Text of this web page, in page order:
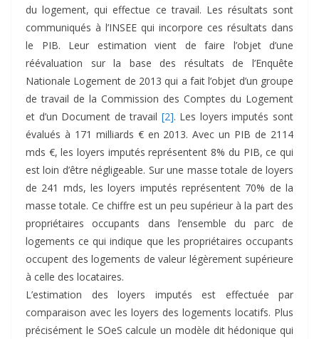
du logement, qui effectue ce travail. Les résultats sont
communiqués à l’INSEE qui incorpore ces résultats dans
le PIB. Leur estimation vient de faire l’objet d’une
réévaluation sur la base des résultats de l’Enquête
Nationale Logement de 2013 qui a fait l’objet d’un groupe
de travail de la Commission des Comptes du Logement
et d’un Document de travail [2]. Les loyers imputés sont
évalués à 171 milliards € en 2013. Avec un PIB de 2114
mds €, les loyers imputés représentent 8% du PIB, ce qui
est loin d’être négligeable. Sur une masse totale de loyers
de 241 mds, les loyers imputés représentent 70% de la
masse totale. Ce chiffre est un peu supérieur à la part des
propriétaires occupants dans l’ensemble du parc de
logements ce qui indique que les propriétaires occupants
occupent des logements de valeur légèrement supérieure
à celle des locataires.
L’estimation des loyers imputés est effectuée par
comparaison avec les loyers des logements locatifs. Plus
précisément le SOeS calcule un modèle dit hédonique qui